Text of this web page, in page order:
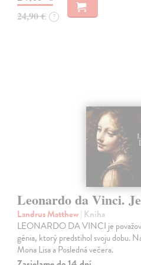
24,90 € ?
Leonardo da Vinci.
Landrus Matthew| Kniha
LEONARDO DA VINCI je
génia, ktorý predstihol svoju dobu.
Mona Lisa a Posledná večera.